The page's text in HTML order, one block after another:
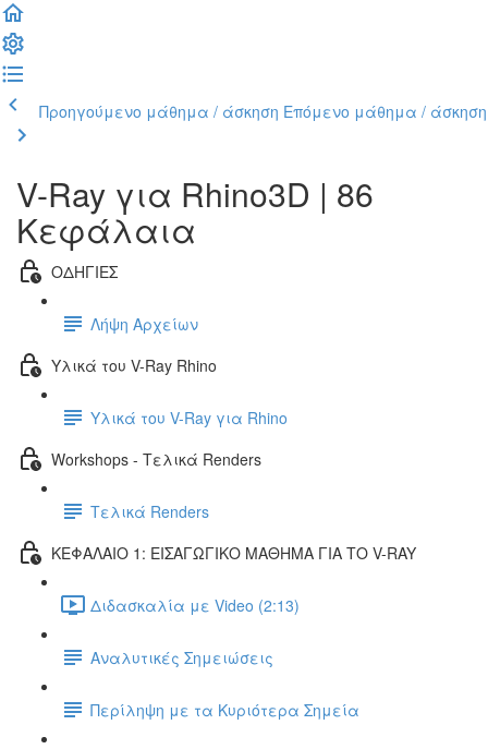
Προηγούμενο μάθημα / άσκηση Επόμενο μάθημα / άσκηση
V-Ray για Rhino3D | 86
Κεφάλαια
ΟΔΗΓΙΕΣ
Λήψη Αρχείων
Υλικά του V-Ray Rhino
Υλικά του V-Ray για Rhino
Workshops - Τελικά Renders
Τελικά Renders
ΚΕΦΑΛΑΙΟ 1: ΕΙΣΑΓΩΓΙΚΟ ΜΑΘΗΜΑ ΓΙΑ ΤΟ V-RAY
Διδασκαλία με Video (2:13)
Αναλυτικές Σημειώσεις
Περίληψη με τα Κυριότερα Σημεία